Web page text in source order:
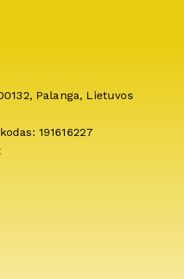
Palanga, Lietuvos
191616227